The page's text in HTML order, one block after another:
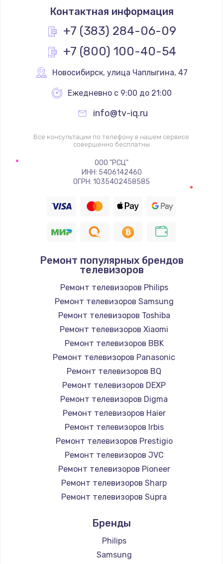
Помехи и искажение звука
Заказать
1400 руб.
Заказать
Восстановление цепи питания, пайка
880 руб.
390 руб.
Замена Bluetooth/Wi-Fi модуля
800 руб.
Замена картридера
Заказать
Замена микросхемы NFC
1100 руб.
Заказать
Замена шим-контроллера
3900 руб.
Заказать
1030 руб.
Заказать
Контактная информация
+7 (383) 284-06-09
+7 (800) 100-40-54
Новосибирск, улица Чаплыгина, 47
Ежедневно с 9:00 до 21:00
info@tv-iq.ru
Все консультации по телефону в нашем сервисе
совершенно бесплатны
ООО "РСЦ"
ИНН: 5406142460
ОГРН: 1035402458585
Ремонт популярных брендов
телевизоров
Ремонт телевизоров Philips
Ремонт телевизоров Samsung
Ремонт телевизоров Toshiba
Ремонт телевизоров Xiaomi
Ремонт телевизоров BBK
Ремонт телевизоров Panasonic
Ремонт телевизоров BQ
Ремонт телевизоров DEXP
Ремонт телевизоров Digma
Ремонт телевизоров Haier
Ремонт телевизоров Irbis
Ремонт телевизоров Prestigio
Ремонт телевизоров JVC
Ремонт телевизоров Pioneer
Ремонт телевизоров Sharp
Ремонт телевизоров Supra
Ремонт телевизоров Hisense
Ремонт телевизоров Daewoo
Ремонт телевизоров Centek
Бренды
Philips
Samsung